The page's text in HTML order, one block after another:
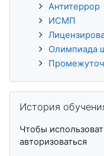
Антитеррор
ИСМП
Олимпиада
История
Чтобы
авторизоваться